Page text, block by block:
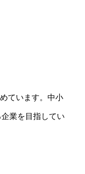
ています。中小
業を目指してい